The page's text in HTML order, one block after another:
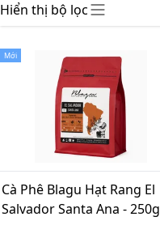
Hiển thị bộ lọc
Mới
Cà Phê Blagu Hạt Rang El
Salvador Santa Ana - 250g